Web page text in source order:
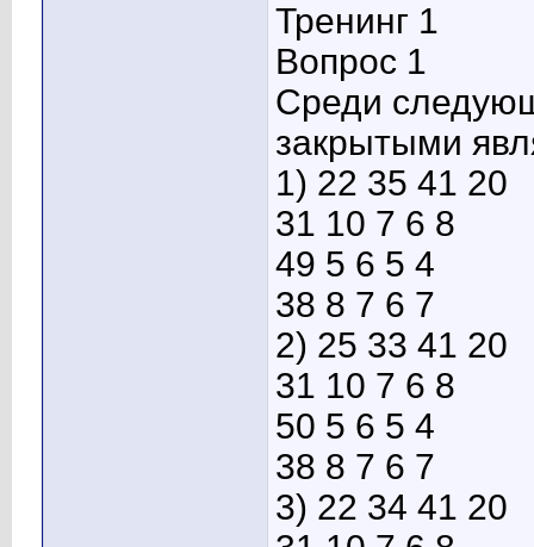
Тренинг 1
Вопрос 1
Среди
закрытыми
1) 22 35 41 20
31 10 7 6 8
49 5 6 5 4
38 8 7 6 7
2) 25 33 41 20
31 10 7 6 8
50 5 6 5 4
38 8 7 6 7
3) 22 34 41 20